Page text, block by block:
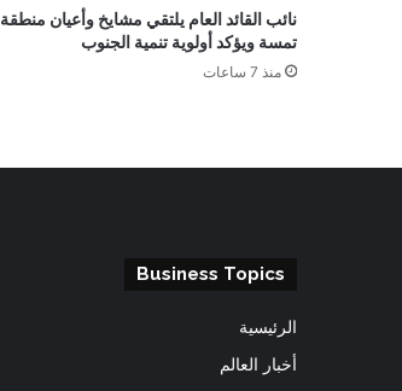
نائب القائد العام يلتقي مشايخ وأعيان منطقة
تمسة ويؤكد أولوية تنمية الجنوب
منذ 7 ساعات
Business Topics
الرئيسية
أخبار العالم